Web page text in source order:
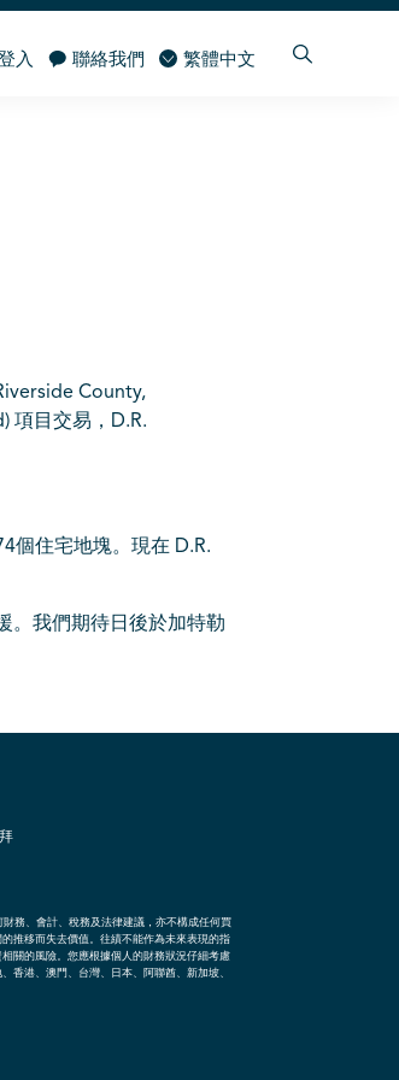
入 聯絡我們 繁體中文
County,
項目交易，D.R.
個住宅地塊。現在 D.R.
。我們期待日後於加特勒
務、會計、稅務及法律建議，亦不構成任何買
推移而失去價值。往績不能作為未來表現的指
關的風險。您應根據個人的財務狀況仔細考慮
香港、澳門、台灣、日本、阿聯酋、新加坡、